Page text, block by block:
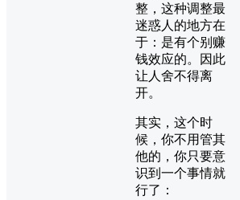
整，这种调整最
迷惑人的地方在
于：是有个别赚
钱效应的。因此
让人舍不得离
开。
其实，这个时
候，你不用管其
他的，你只要意
识到一个事情就
行了：